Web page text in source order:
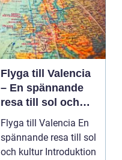
Flyga till Valencia
– En spännande
resa till sol och
kultur
Flyga till Valencia En
spännande resa till sol
och kultur Introduktion